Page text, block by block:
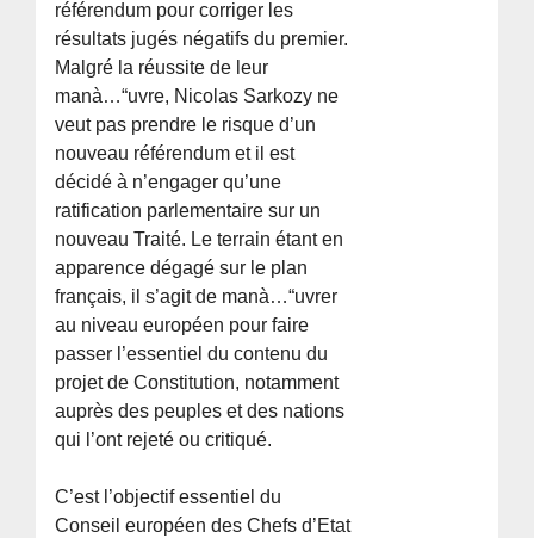
référendum pour corriger les
résultats jugés négatifs du premier.
Malgré la réussite de leur
manà…“uvre, Nicolas Sarkozy ne
veut pas prendre le risque d’un
nouveau référendum et il est
décidé à n’engager qu’une
ratification parlementaire sur un
nouveau Traité. Le terrain étant en
apparence dégagé sur le plan
français, il s’agit de manà…“uvrer
au niveau européen pour faire
passer l’essentiel du contenu du
projet de Constitution, notamment
auprès des peuples et des nations
qui l’ont rejeté ou critiqué.
C’est l’objectif essentiel du
Conseil européen des Chefs d’Etat